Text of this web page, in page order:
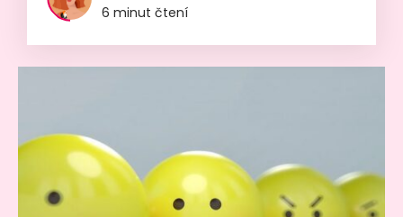
6 minut čtení